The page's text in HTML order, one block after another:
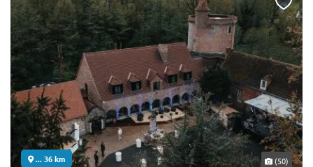
... 36 km (50)